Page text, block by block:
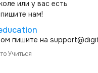
или у вас есть
нам!
пишите на
Учиться